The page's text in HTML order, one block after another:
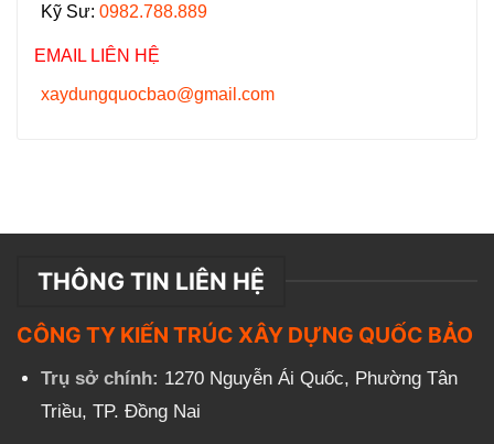
Kỹ Sư: 0982.788.889
EMAIL LIÊN HỆ
xaydungquocbao@gmail.com
THÔNG TIN LIÊN HỆ
CÔNG TY KIẾN TRÚC XÂY DỰNG QUỐC BẢO
Trụ sở chính: 1270 Nguyễn Ái Quốc, Phường Tân
Triều, TP. Đồng Nai